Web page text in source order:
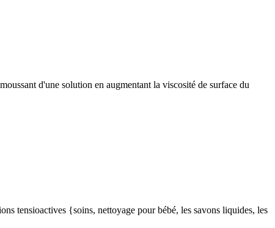
d'une solution en augmentant la viscosité de surface du
tensioactives {soins, nettoyage pour bébé, les savons liquides, les